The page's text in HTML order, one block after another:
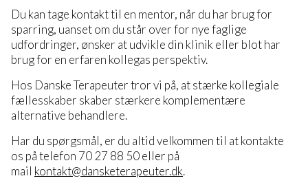
Du kan tage kontakt til en mentor, når du har brug for
sparring, uanset om du står over for nye faglige
udfordringer, ønsker at udvikle din klinik eller blot har
brug for en erfaren kollegas perspektiv.
Hos Danske Terapeuter tror vi på, at stærke kollegiale
fællesskaber skaber stærkere komplementære
alternative behandlere.
Har du spørgsmål, er du altid velkommen til at kontakte
os på telefon 70 27 88 50 eller på
mail kontakt@dansketerapeuter.dk.